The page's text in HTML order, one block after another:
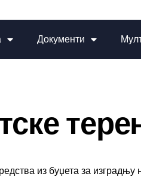
Документи
из буџета за изградњу